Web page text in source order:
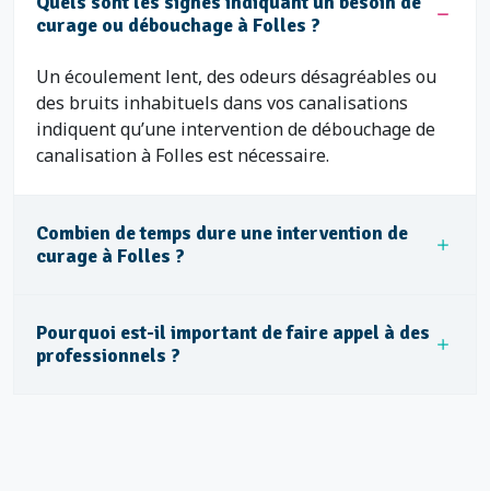
curage ou débouchage à Folles ?
Un écoulement lent, des odeurs désagréables ou
des bruits inhabituels dans vos canalisations
indiquent qu’une intervention de débouchage de
canalisation à Folles est nécessaire.
Combien de temps dure une intervention de
curage à Folles ?
Pourquoi est-il important de faire appel à des
professionnels ?